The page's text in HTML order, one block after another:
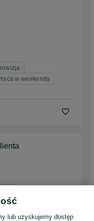
w weekendy
lub uzyskujemy dostęp